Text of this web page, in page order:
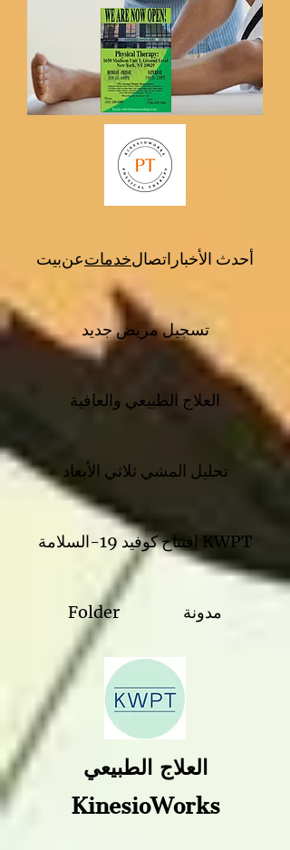
بيتعنخدماتاتصال أحدث الأخبار
تسجيل مريض جديد
العلاج الطبيعي والعافية
تحليل المشي ثلاثي الأبعاد
كوفيد 19-السلامة افتتاح KWPT
Folder مدونة
العلاج الطبيعي
KinesioWorks